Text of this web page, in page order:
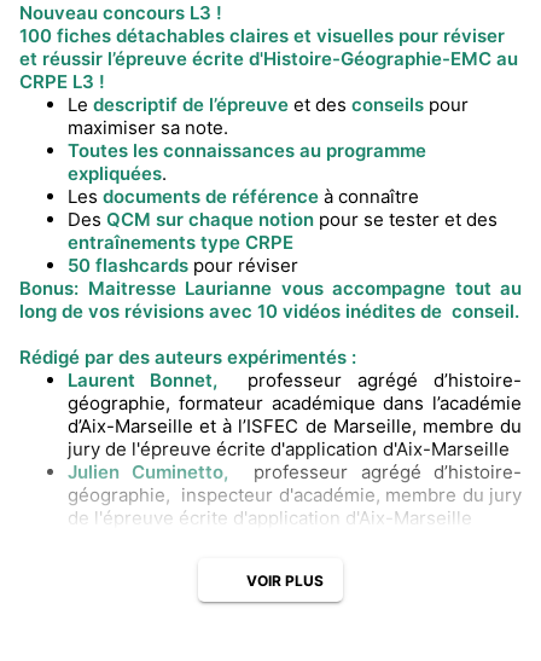
Nouveau concours L3 !
100 fiches détachables claires et visuelles pour réviser
et réussir l’épreuve écrite d'Histoire-Géographie-EMC au
CRPE L3 !
Le descriptif de l’épreuve et des conseils pour
maximiser sa note.
Toutes les connaissances au programme
expliquées.
Les documents de référence à connaître
Des QCM sur chaque notion pour se tester et des
entraînements type CRPE
50 flashcards pour réviser
Bonus: Maitresse Laurianne vous accompagne tout au
long de vos révisions avec 10 vidéos inédites de conseil.
Rédigé par des auteurs expérimentés :
Laurent Bonnet, professeur agrégé d’histoire-
géographie, formateur académique dans l’académie
d’Aix-Marseille et à l’ISFEC de Marseille, membre du
jury de l'épreuve écrite d'application d'Aix-Marseille
Julien Cuminetto, professeur agrégé d’histoire-
géographie, inspecteur d'académie, membre du jury
de l'épreuve écrite d'application d'Aix-Marseille
VOIR PLUS